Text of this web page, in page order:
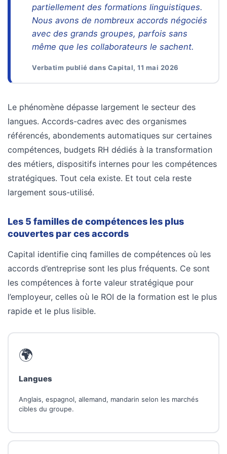
partiellement des formations linguistiques.
Nous avons de nombreux accords négociés
avec des grands groupes, parfois sans
même que les collaborateurs le sachent.
Verbatim publié dans Capital, 11 mai 2026
Le phénomène dépasse largement le secteur des
langues. Accords-cadres avec des organismes
référencés, abondements automatiques sur certaines
compétences, budgets RH dédiés à la transformation
des métiers, dispositifs internes pour les compétences
stratégiques. Tout cela existe. Et tout cela reste
largement sous-utilisé.
Les 5 familles de compétences les plus
couvertes par ces accords
Capital identifie cinq familles de compétences où les
accords d’entreprise sont les plus fréquents. Ce sont
les compétences à forte valeur stratégique pour
l’employeur, celles où le ROI de la formation est le plus
rapide et le plus lisible.
🌍
Langues
Anglais, espagnol, allemand, mandarin selon les marchés
cibles du groupe.